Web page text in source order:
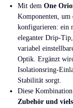
Mit dem One
Komponenten, um
konfigurieren: ein
eleganter Drip-
variabel
Optik. Ergänzt
Isolationsring-
Stabilität sorgt.
Diese Kombination
Zubehör und